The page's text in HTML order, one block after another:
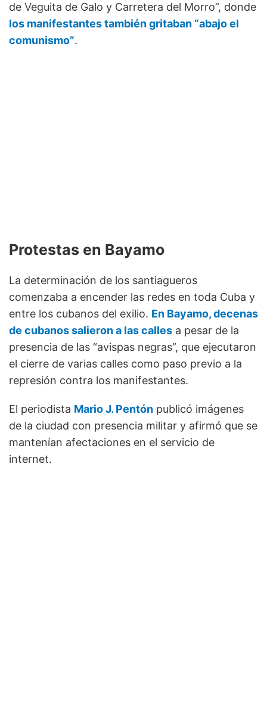
de Veguita de Galo y Carretera del Morro”, donde
los manifestantes también gritaban “abajo el
comunismo”.
Protestas en Bayamo
La determinación de los santiagueros
comenzaba a encender las redes en toda Cuba y
entre los cubanos del exilio. En Bayamo, decenas
de cubanos salieron a las calles a pesar de la
presencia de las “avispas negras”, que ejecutaron
el cierre de varias calles como paso previo a la
represión contra los manifestantes.
El periodista Mario J. Pentón publicó imágenes
de la ciudad con presencia militar y afirmó que se
mantenían afectaciones en el servicio de
internet.